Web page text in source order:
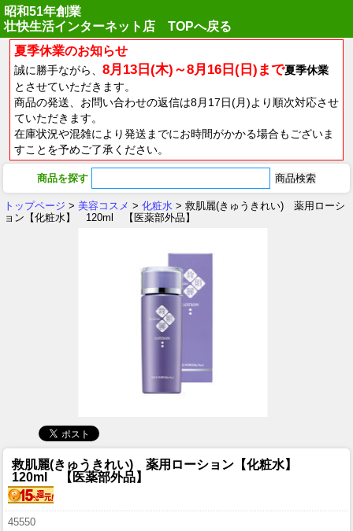
昭和51年創業
壮快生活インターネット店 TOPへ戻る
夏季休業のお知らせ
誠に勝手ながら、 8月13日(木)～8月16日(日)まで夏季休業
とさせていただきます。
商品の発送、お問い合わせの返信は8月17日(月)より順次対応させ
ていただきます。
在庫状況や混雑により発送までにお時間がかかる場合もございま
すことを予めご了承ください。
商品を探す
トップページ > 美容コスメ > 化粧水 > 救肌麗(きゅうきれい) 薬用ローシ
ョン【化粧水】 120ml 【医薬部外品】
救肌麗(きゅうきれい) 薬用ローション【化粧水】
120ml 【医薬部外品】
45550